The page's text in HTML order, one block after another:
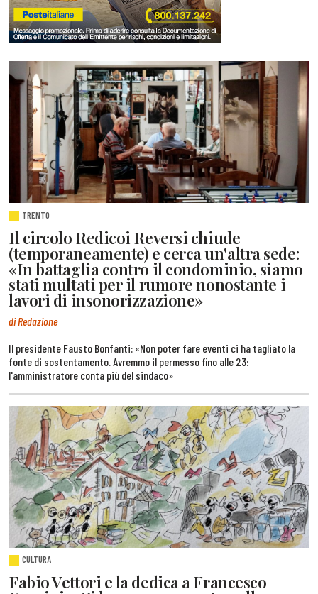
TRENTO
Il circolo Redicoi Reversi chiude
(temporaneamente) e cerca un'altra sede:
«In battaglia contro il condominio, siamo
stati multati per il rumore nonostante i
lavori di insonorizzazione»
di Redazione
Il presidente Fausto Bonfanti: «Non poter fare eventi ci ha tagliato la
fonte di sostentamento. Avremmo il permesso fino alle 23:
l'amministratore conta più del sindaco»
CULTURA
Fabio Vettori e la dedica a Francesco